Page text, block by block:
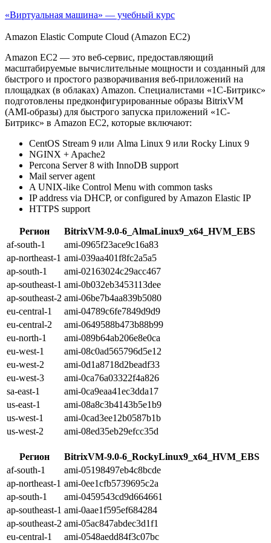
«Виртуальная машина» — учебный курс
Amazon Elastic Compute Cloud (Amazon EC2)
Amazon EC2 — это веб-сервис, предоставляющий
масштабируемые вычислительные мощности и созданный для
быстрого и простого разворачивания веб-приложений на
площадках (в облаках) Amazon. Специалистами «1С-Битрикс»
подготовлены предконфигурированные образы BitrixVM
(AMI-образы) для быстрого запуска приложений «1С-
Битрикс» в Amazon EC2, которые включают:
CentOS Stream 9 или Alma Linux 9 или Rocky Linux 9
NGINX + Apache2
Percona Server 8 with InnoDB support
Mail server agent
A UNIX-like Control Menu with common tasks
IP address via DHCP, or configured by Amazon Elastic IP
HTTPS support
Регион
BitrixVM-9.0-6_AlmaLinux9_x64_HVM_EBS
af-south-1
ami-0965f23ace9c16a83
ap-northeast-1 ami-039aa401f8fc2a5a5
ap-south-1
ami-02163024c29acc467
ap-southeast-1 ami-0b032eb3453113dee
ap-southeast-2 ami-06be7b4aa839b5080
eu-central-1
ami-04789c6fe7849d9d9
eu-central-2
ami-0649588b473b88b99
eu-north-1
ami-089b64ab206e8e0ca
eu-west-1
ami-08c0ad565796d5e12
eu-west-2
ami-0d1a8718d2beadf33
eu-west-3
ami-0ca76a03322f4a826
sa-east-1
ami-0ca9eaa41ec3dda17
us-east-1
ami-08a8c3b4143b5e1b9
us-west-1
ami-0cad3ee12b0587b1b
us-west-2
ami-08ed35eb29efcc35d
Регион
BitrixVM-9.0-6_RockyLinux9_x64_HVM_EBS
af-south-1
ami-05198497eb4c8bcde
ap-northeast-1 ami-0ee1cfb5739695c2a
ap-south-1
ami-0459543cd9d664661
ap-southeast-1 ami-0aae1f595ef684284
ap-southeast-2 ami-05ac847abdec3d1f1
eu-central-1
ami-0548aedd84f3c07bc